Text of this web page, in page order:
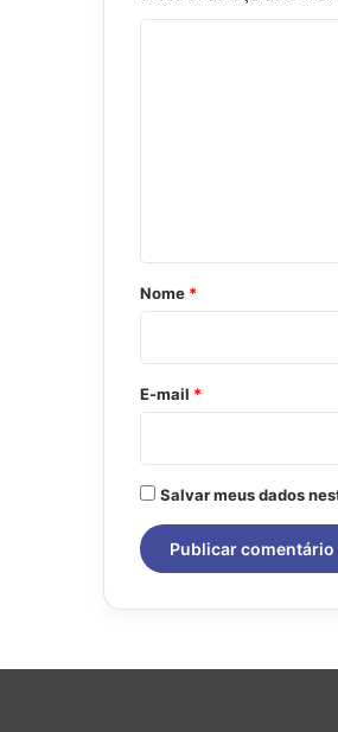
r
o
*
Nome *
E-mail *
Salvar meus dados